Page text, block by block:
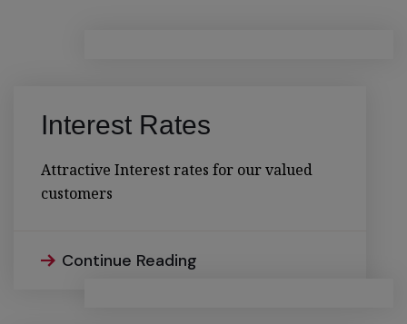
Interest Rates
Attractive Interest rates for our valued
customers
Continue Reading